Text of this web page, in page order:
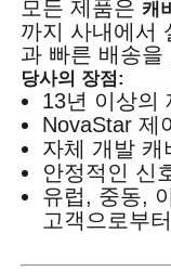
모든 제품은캐
까지 사내에서
과 빠른 배송을
당사의 장점:
13년 이상의
NovaStar 제
자체 개발 캐
안정적인 신
유럽, 중동,
고객으로부